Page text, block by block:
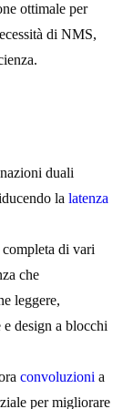
ottimale per
di NMS,
duali
la latenza
di vari
che
leggere,
design a blocchi
convoluzioni a
per migliorare